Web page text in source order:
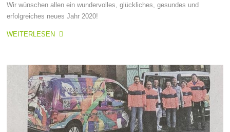
Wir wünschen allen ein wundervolles, glückliches, gesundes und
erfolgreiches neues Jahr 2020!
WEITERLESEN